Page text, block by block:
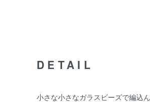
DETAIL
小さな小さなガラスビーズで編込